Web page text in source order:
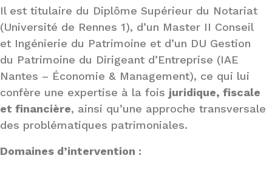
Il est titulaire du Diplôme Supérieur du Notariat
(Université de Rennes 1), d’un Master II Conseil
et Ingénierie du Patrimoine et d’un DU Gestion
du Patrimoine du Dirigeant d’Entreprise (IAE
Nantes – Économie & Management), ce qui lui
confère une expertise à la fois juridique, fiscale
et financière, ainsi qu’une approche transversale
des problématiques patrimoniales.
Domaines d’intervention :